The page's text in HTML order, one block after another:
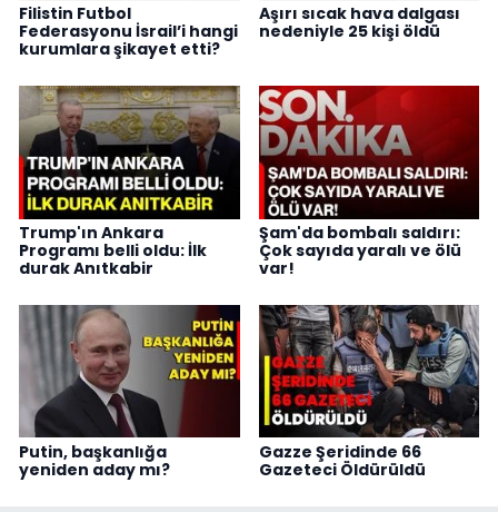
Filistin Futbol
Federasyonu İsrail’i hangi
kurumlara şikayet etti?
Aşırı sıcak hava dalgası
nedeniyle 25 kişi öldü
Trump'ın Ankara
Programı belli oldu: İlk
durak Anıtkabir
Şam'da bombalı saldırı:
Çok sayıda yaralı ve ölü
var!
Putin, başkanlığa
yeniden aday mı?
Gazze Şeridinde 66
Gazeteci Öldürüldü